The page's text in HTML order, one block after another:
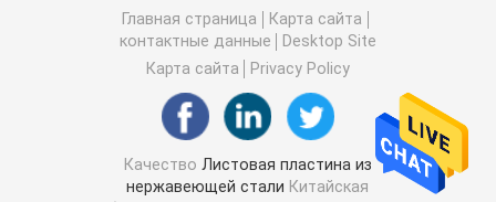
листы нержавеющей стали 316L
катушка нержавеющей стали
Труба круга нержавеющей стали
Главная страница
Карта сайта
контактные данные
Desktop Site
Карта сайта
Privacy Policy
Качество Листовая пластина из
нержавеющей стали Китайская